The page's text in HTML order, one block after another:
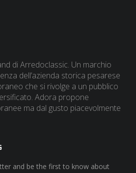
di Arredoclassic. Un marchio
dell’azienda storica pesarese
che si rivolge a un pubblico
Adora propone
ma dal gusto piacevolmente
and be the first to know about